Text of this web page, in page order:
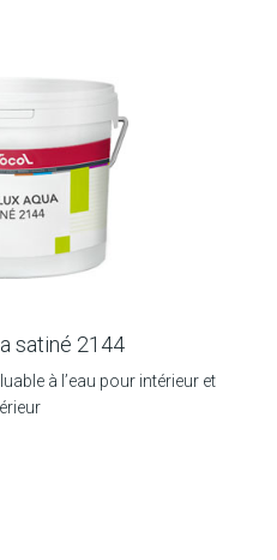
satiné 2144
à l’eau pour intérieur et